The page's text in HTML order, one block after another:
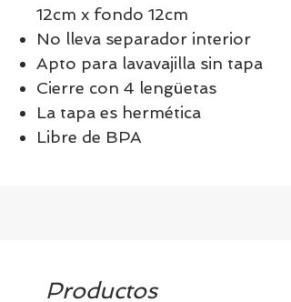
12cm x fondo 12cm
No lleva separador interior
Apto para lavavajilla sin tapa
Cierre con 4 lengüetas
La tapa es hermética
Libre de BPA
Productos